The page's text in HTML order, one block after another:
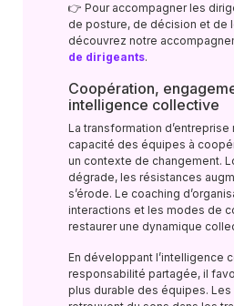
👉 Pour accompagner les
de posture, de décision et de
découvrez notre
de dirigeants.
Coopération,
intelligence collective
La transformation
capacité des équipes à
un contexte de changement.
dégrade, les résistances
s’érode. Le coaching
interactions et les modes de
restaurer une dynamique
En développant l’intelligence
responsabilité partagée, il
plus durable des équipes.